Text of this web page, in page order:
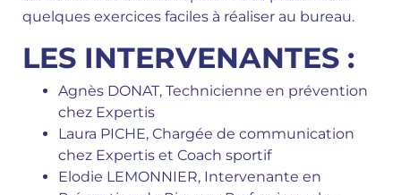
quelques exercices faciles à réaliser au bureau.
LES INTERVENANTES :
Agnès DONAT, Technicienne en prévention
chez Expertis
Laura PICHE, Chargée de communication
chez Expertis et Coach sportif
Elodie LEMONNIER, Intervenante en